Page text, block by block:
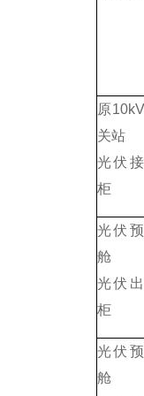
原
关站
光伏
柜
光伏
舱
光伏
柜
光伏
舱